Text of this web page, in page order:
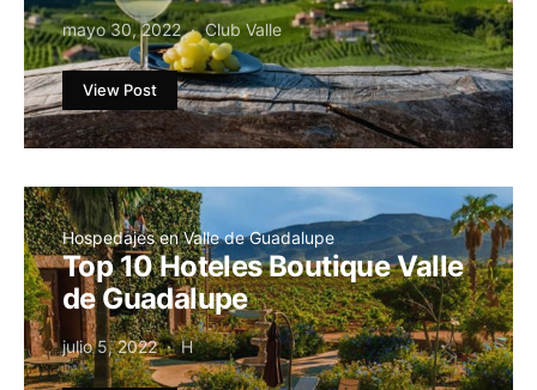
mayo 30, 2022 Club Valle
View Post
Hospedajes en Valle de Guadalupe
Top 10 Hoteles Boutique Valle
de Guadalupe
julio 5, 2022 H